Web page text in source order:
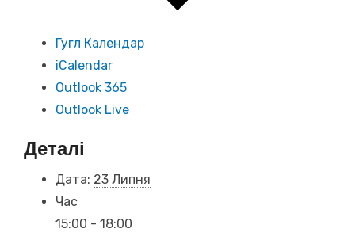
Гугл Календар
iCalendar
Outlook 365
Outlook Live
Деталі
Дата: 23 Липня
Час
15:00 - 18:00